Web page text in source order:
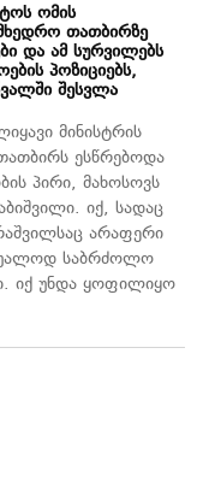
ომის
თათბირზე
და ამ სურვილებს
პოზიციებს,
შესვლა
მინისტრის
ესწრებოდა
პირი, მახოსოვს
იქ, სადაც
არაფერი
საბრძოლო
იქ უნდა ყოფილიყო